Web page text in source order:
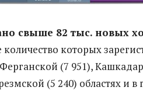
свыше 82 тыс. новых
которых
(7 951),
(5 240) областях и в